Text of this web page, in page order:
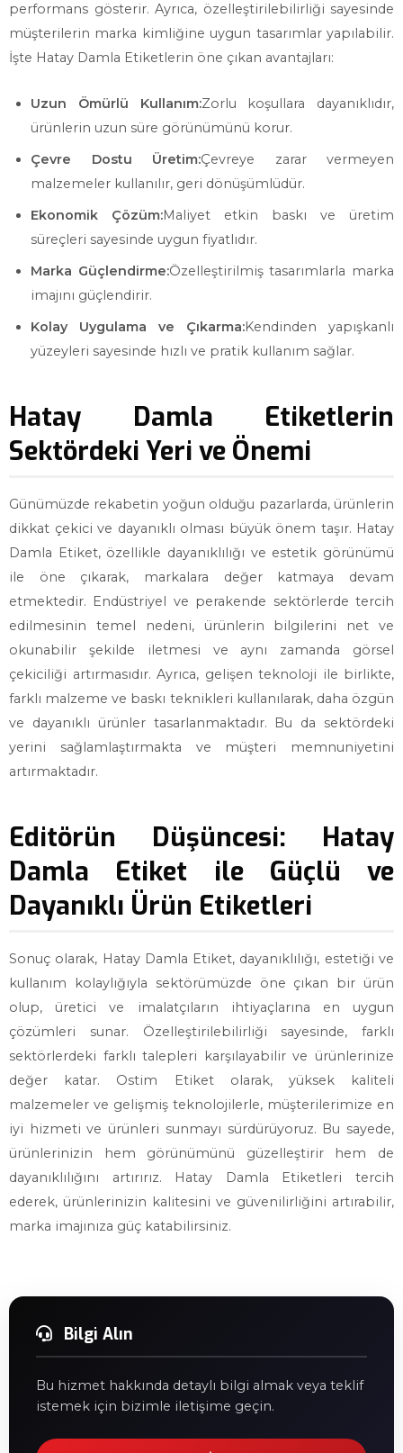
performans gösterir. Ayrıca, özelleştirilebilirliği sayesinde
müşterilerin marka kimliğine uygun tasarımlar yapılabilir.
İşte Hatay Damla Etiketlerin öne çıkan avantajları:
Uzun Ömürlü Kullanım:Zorlu koşullara dayanıklıdır,
ürünlerin uzun süre görünümünü korur.
Çevre Dostu Üretim:Çevreye zarar vermeyen
malzemeler kullanılır, geri dönüşümlüdür.
Ekonomik Çözüm:Maliyet etkin baskı ve üretim
süreçleri sayesinde uygun fiyatlıdır.
Marka Güçlendirme:Özelleştirilmiş tasarımlarla marka
imajını güçlendirir.
Kolay Uygulama ve Çıkarma:Kendinden yapışkanlı
yüzeyleri sayesinde hızlı ve pratik kullanım sağlar.
Hatay Damla Etiketlerin
Sektördeki Yeri ve Önemi
Günümüzde rekabetin yoğun olduğu pazarlarda, ürünlerin
dikkat çekici ve dayanıklı olması büyük önem taşır. Hatay
Damla Etiket, özellikle dayanıklılığı ve estetik görünümü
ile öne çıkarak, markalara değer katmaya devam
etmektedir. Endüstriyel ve perakende sektörlerde tercih
edilmesinin temel nedeni, ürünlerin bilgilerini net ve
okunabilir şekilde iletmesi ve aynı zamanda görsel
çekiciliği artırmasıdır. Ayrıca, gelişen teknoloji ile birlikte,
farklı malzeme ve baskı teknikleri kullanılarak, daha özgün
ve dayanıklı ürünler tasarlanmaktadır. Bu da sektördeki
yerini sağlamlaştırmakta ve müşteri memnuniyetini
artırmaktadır.
Editörün Düşüncesi: Hatay
Damla Etiket ile Güçlü ve
Dayanıklı Ürün Etiketleri
Sonuç olarak, Hatay Damla Etiket, dayanıklılığı, estetiği ve
kullanım kolaylığıyla sektörümüzde öne çıkan bir ürün
olup, üretici ve imalatçıların ihtiyaçlarına en uygun
çözümleri sunar. Özelleştirilebilirliği sayesinde, farklı
sektörlerdeki farklı talepleri karşılayabilir ve ürünlerinize
değer katar. Ostim Etiket olarak, yüksek kaliteli
malzemeler ve gelişmiş teknolojilerle, müşterilerimize en
iyi hizmeti ve ürünleri sunmayı sürdürüyoruz. Bu sayede,
ürünlerinizin hem görünümünü güzelleştirir hem de
dayanıklılığını artırırız. Hatay Damla Etiketleri tercih
ederek, ürünlerinizin kalitesini ve güvenilirliğini artırabilir,
marka imajınıza güç katabilirsiniz.
Bilgi Alın
Bu hizmet hakkında detaylı bilgi almak veya teklif
istemek için bizimle iletişime geçin.